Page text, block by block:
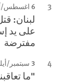
6 اغسطس/آب 2026
لبنان:
على يد
مفترضة
3 سبتمبر/أيلول 2019
"ما